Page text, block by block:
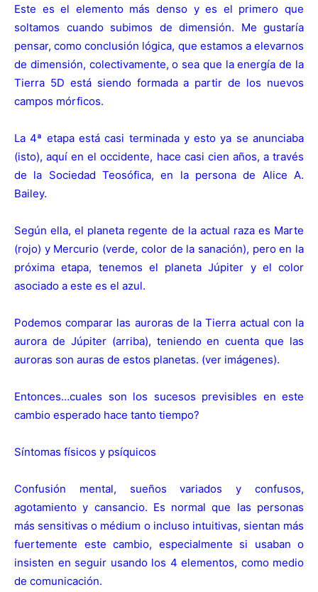
Este es el elemento más denso y es el primero que
soltamos cuando subimos de dimensión. Me gustaría
pensar, como conclusión lógica, que estamos a elevarnos
de dimensión, colectivamente, o sea que la energía de la
Tierra 5D está siendo formada a partir de los nuevos
campos mórficos.
La 4ª etapa está casi terminada y esto ya se anunciaba
(isto), aquí en el occidente, hace casi cien años, a través
de la Sociedad Teosófica, en la persona de Alice A.
Bailey.
Según ella, el planeta regente de la actual raza es Marte
(rojo) y Mercurio (verde, color de la sanación), pero en la
próxima etapa, tenemos el planeta Júpiter y el color
asociado a este es el azul.
Podemos comparar las auroras de la Tierra actual con la
aurora de Júpiter (arriba), teniendo en cuenta que las
auroras son auras de estos planetas. (ver imágenes).
Entonces…cuales son los sucesos previsibles en este
cambio esperado hace tanto tiempo?
Síntomas físicos y psíquicos
Confusión mental, sueños variados y confusos,
agotamiento y cansancio. Es normal que las personas
más sensitivas o médium o incluso intuitivas, sientan más
fuertemente este cambio, especialmente si usaban o
insisten en seguir usando los 4 elementos, como medio
de comunicación.